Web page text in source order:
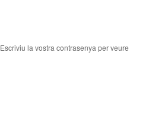
Escriviu la vostra contrasenya per veure